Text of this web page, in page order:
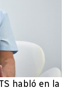
habló en la